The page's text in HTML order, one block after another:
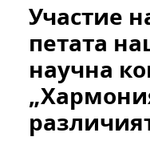
Участие
петата
научна